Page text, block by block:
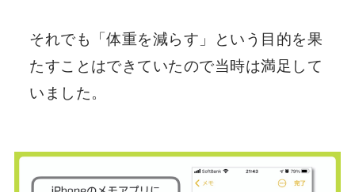
それでも「体重を減らす」という目的を果
たすことはできていたので当時は満足して
いました。